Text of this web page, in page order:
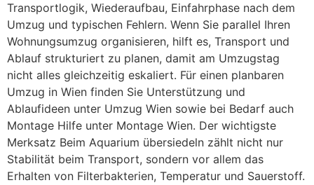
Transportlogik, Wiederaufbau, Einfahrphase nach dem
Umzug und typischen Fehlern. Wenn Sie parallel Ihren
Wohnungsumzug organisieren, hilft es, Transport und
Ablauf strukturiert zu planen, damit am Umzugstag
nicht alles gleichzeitig eskaliert. Für einen planbaren
Umzug in Wien finden Sie Unterstützung und
Ablaufideen unter Umzug Wien sowie bei Bedarf auch
Montage Hilfe unter Montage Wien. Der wichtigste
Merksatz Beim Aquarium übersiedeln zählt nicht nur
Stabilität beim Transport, sondern vor allem das
Erhalten von Filterbakterien, Temperatur und Sauerstoff.